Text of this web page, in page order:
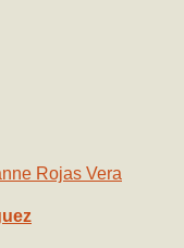
Rojas Vera